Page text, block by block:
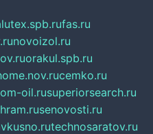
fas.ru
novoizol.ru
orakul.spb.ru
cemko.ru
oil.rusuperiorsearch.ru
senovosti.ru
technosaratov.ru